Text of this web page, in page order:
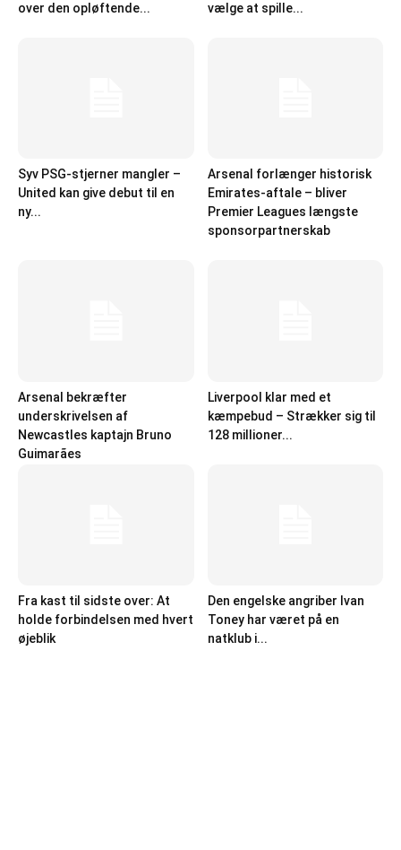
over den opløftende...
vælge at spille...
Syv PSG-stjerner mangler –
United kan give debut til en
ny...
Arsenal forlænger historisk
Emirates-aftale – bliver
Premier Leagues længste
sponsorpartnerskab
Arsenal bekræfter
underskrivelsen af
Newcastles kaptajn Bruno
Guimarães
Liverpool klar med et
kæmpebud – Strækker sig til
128 millioner...
Fra kast til sidste over: At
holde forbindelsen med hvert
øjeblik
Den engelske angriber Ivan
Toney har været på en
natklub i...